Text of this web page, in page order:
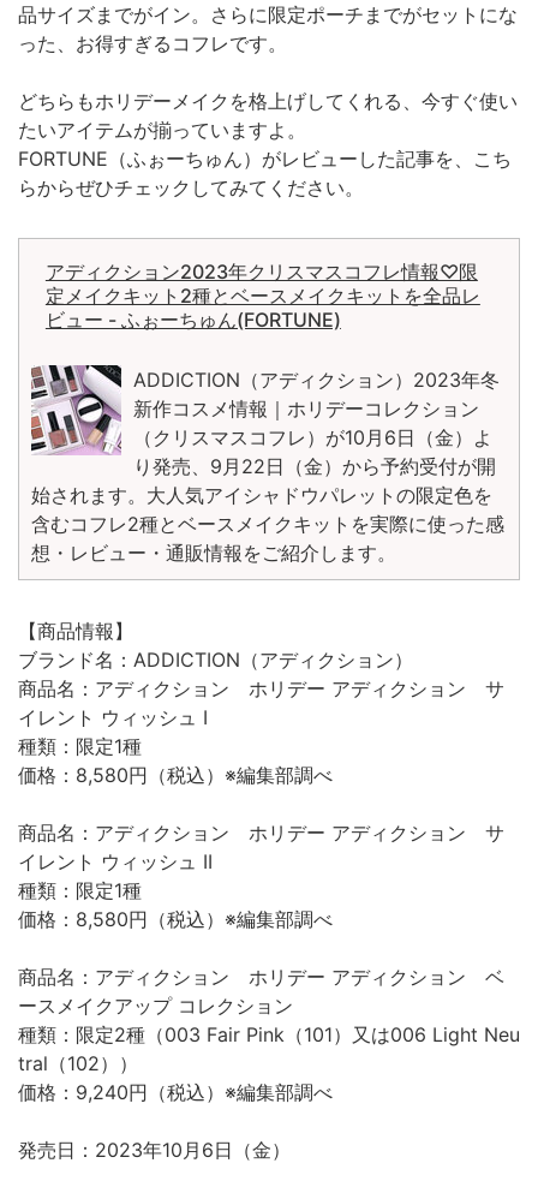
品サイズまでがイン。さらに限定ポーチまでがセットにな
った、お得すぎるコフレです。
どちらもホリデーメイクを格上げしてくれる、今すぐ使い
たいアイテムが揃っていますよ。
FORTUNE（ふぉーちゅん）がレビューした記事を、こち
らからぜひチェックしてみてください。
アディクション2023年クリスマスコフレ情報♡限
定メイクキット2種とベースメイクキットを全品レ
ビュー - ふぉーちゅん(FORTUNE)
ADDICTION（アディクション）2023年冬
新作コスメ情報｜ホリデーコレクション
（クリスマスコフレ）が10月6日（金）よ
り発売、9月22日（金）から予約受付が開
始されます。大人気アイシャドウパレットの限定色を
含むコフレ2種とベースメイクキットを実際に使った感
想・レビュー・通販情報をご紹介します。
【商品情報】
ブランド名：ADDICTION（アディクション）
商品名：アディクション ホリデー アディクション サ
イレント ウィッシュ Ⅰ
種類：限定1種
価格：8,580円（税込）※編集部調べ
商品名：アディクション ホリデー アディクション サ
イレント ウィッシュ II
種類：限定1種
価格：8,580円（税込）※編集部調べ
商品名：アディクション ホリデー アディクション ベ
ースメイクアップ コレクション
種類：限定2種（003 Fair Pink（101）又は006 Light Neu
tral（102））
価格：9,240円（税込）※編集部調べ
発売日：2023年10月6日（金）